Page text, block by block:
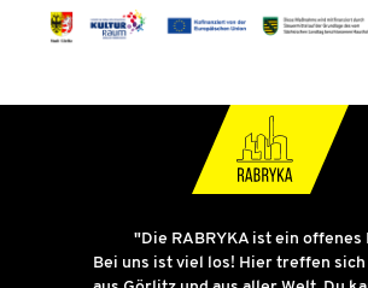
"Die RABRYKA ist ein offenes
Bei uns ist viel los! Hier treffen sich